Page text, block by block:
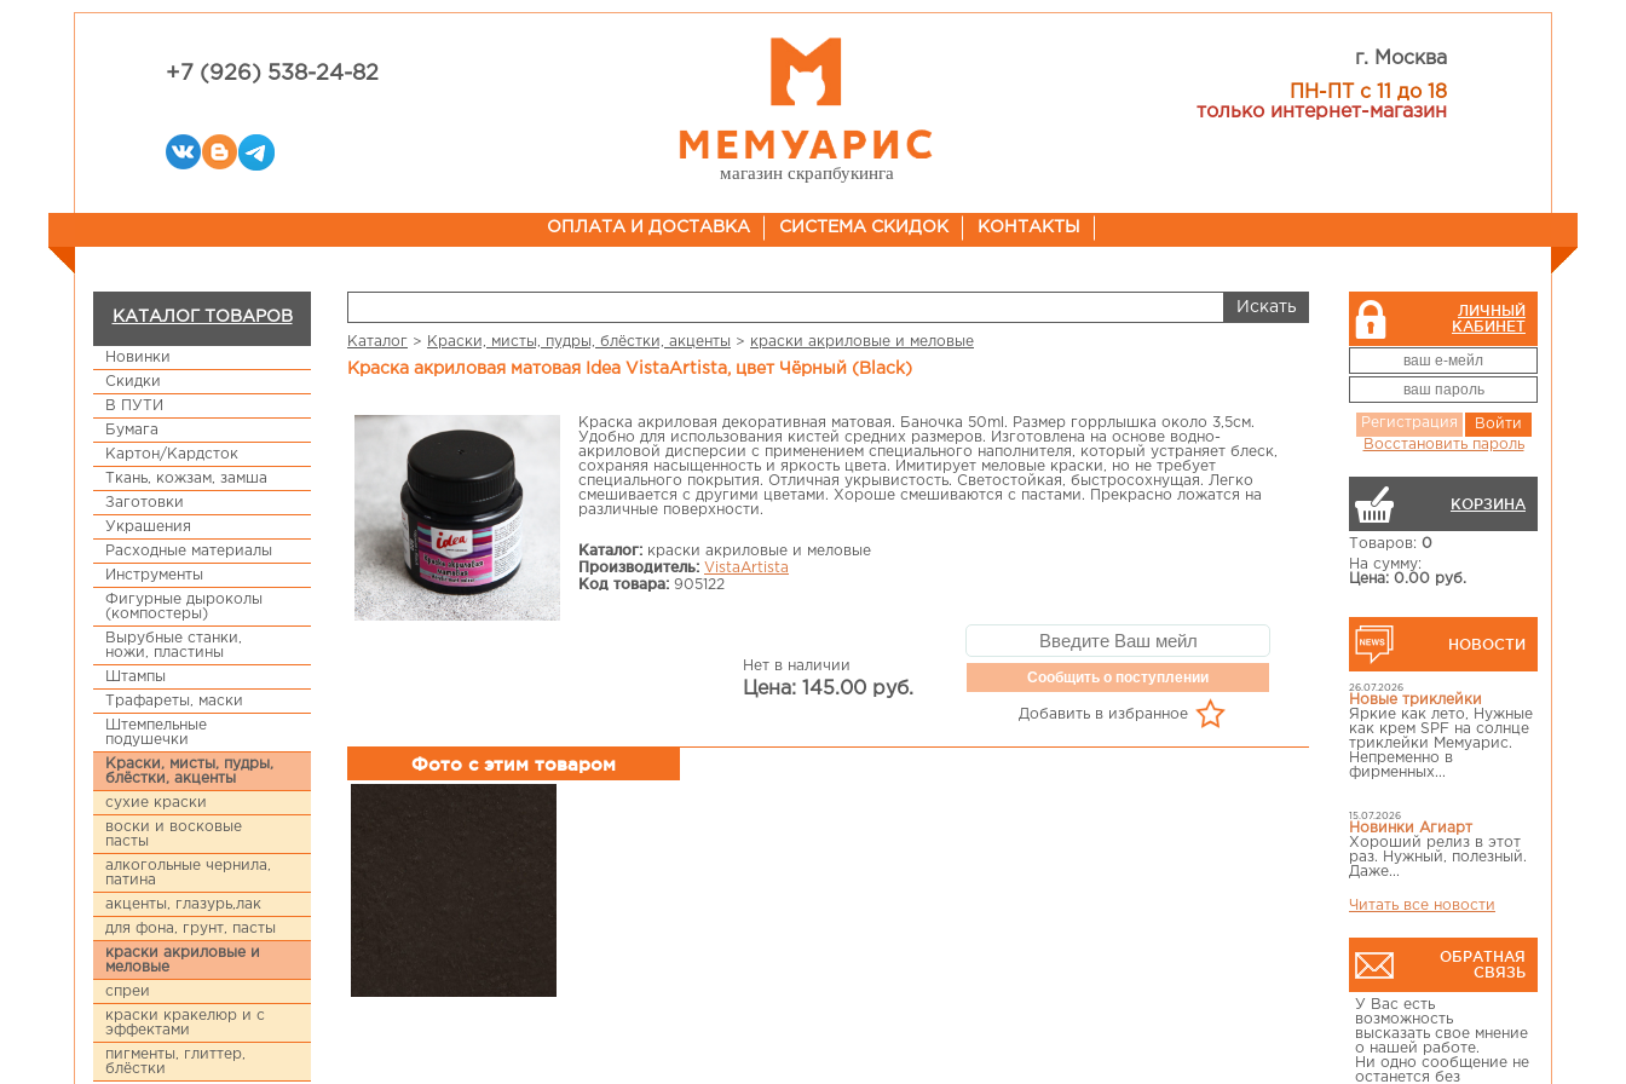
+7 (926) 538-24-82
магазин скрапбукинга
г. Москва
ПН-ПТ с 11 до 18
только интернет-магазин
ОПЛАТА И ДОСТАВКА СИСТЕМА СКИДОК КОНТАКТЫ
КАТАЛОГ ТОВАРОВ
Новинки
Скидки
В ПУТИ
Бумага
Картон/Кардсток
Ткань, кожзам, замша
Заготовки
Украшения
Расходные материалы
Инструменты
Фигурные дыроколы
(компостеры)
Вырубные станки,
ножи, пластины
Штампы
Трафареты, маски
Штемпельные
подушечки
Краски, мисты, пудры,
блёстки, акценты
сухие краски
воски и восковые
пасты
алкогольные чернила,
патина
акценты, глазурь,лак
для фона, грунт, пасты
краски акриловые и
меловые
спреи
краски кракелюр и с
эффектами
пигменты, глиттер,
блёстки
ЛИЧНЫЙ
КАБИНЕТ
Регистрация
Войти
Восстановить пароль
КОРЗИНА
Товаров: 0
На сумму:
Цена: 0.00 руб.
НОВОСТИ
26.07.2026
Новые триклейки
Яркие как лето, Нужные
как крем SPF на солнце
триклейки Мемуарис.
Непременно в
фирменных...
15.07.2026
Новинки Агиарт
Хороший релиз в этот
раз. Нужный, полезный.
Даже...
Читать все новости
ОБРАТНАЯ
СВЯЗЬ
У Вас есть
возможность
высказать свое мнение
о нашей работе.
Ни одно сообщение не
останется без
Каталог > Краски, мисты, пудры, блёстки, акценты > краски акриловые и меловые
Краска акриловая матовая Idea VistaArtista, цвет Чёрный (Black)
Краска акриловая декоративная матовая. Баночка 50ml. Размер горрлышка около 3,5см.
Удобно для использования кистей средних размеров. Изготовлена на основе водно-
акриловой дисперсии с применением специального наполнителя, который устраняет блеск,
сохраняя насыщенность и яркость цвета. Имитирует меловые краски, но не требует
специального покрытия. Отличная укрывистость. Светостойкая, быстросохнущая. Легко
смешивается с другими цветами. Хороше смешиваются с пастами. Прекрасно ложатся на
различные поверхности.
Каталог: краски акриловые и меловые
Производитель: VistaArtista
Код товара: 905122
Нет в наличии
Цена: 145.00 руб.
Сообщить о поступлении
Добавить в избранное
Фото с этим товаром